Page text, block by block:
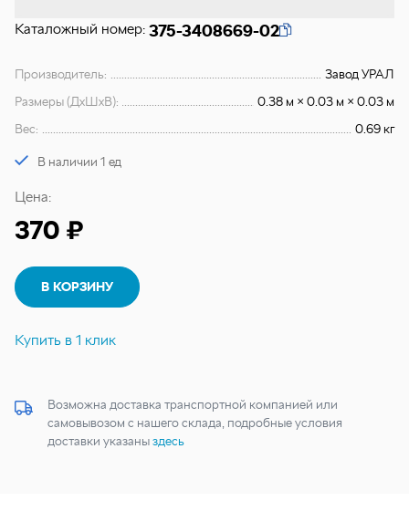
Каталожный номер: 375-3408669-02
Производитель:
Завод УРАЛ
Размеры (ДхШхВ):
0.38 м × 0.03 м × 0.03 м
Вес:
0.69 кг
В наличии 1 ед
Цена:
370 ₽
В КОРЗИНУ
Купить в 1 клик
Возможна доставка транспортной компанией или
самовывозом с нашего склада, подробные условия
доставки указаныздесь